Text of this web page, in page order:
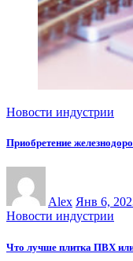
Новости индустрии
Приобретение
Alex Янв 6,
Новости индустрии
Что лучше плитка ПВХ